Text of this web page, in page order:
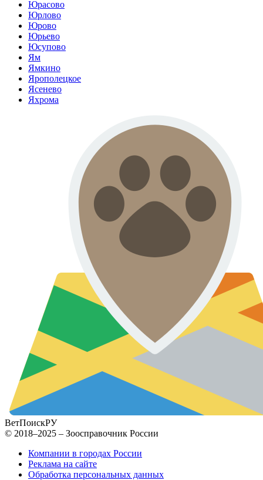
Юрасово
Юрлово
Юрово
Юрьево
Юсупово
Ям
Ямкино
Ярополецкое
Ясенево
Яхрома
ВетПоискРУ
© 2018–2025 – Зоосправочник России
Компании в городах России
Реклама на сайте
Обработка персональных данных